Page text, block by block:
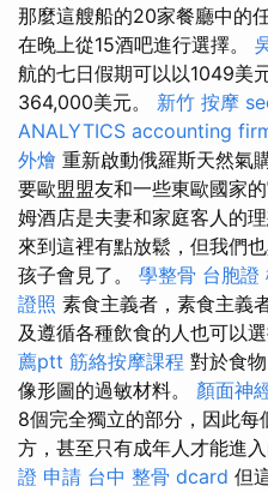
那麼這艘船的20家餐廳中的
在晚上從15酒吧進行選擇。
航的七日假期可以以1049美
364,000美元。 新竹 按摩
ANALYTICS accounting
外燴 重新啟動俄羅斯天然氣
要歐盟盟友和一些東歐國家
姆酒店是夫妻和家庭客人的理
來到這裡有點放鬆，但我們
孩子會見了。 學整骨 台胞證
證照 素食主義者，素食主義
及遵循各種飲食的人也可以
薦ptt 筋絡按摩課程 對於食
像形圖的過敏材料。 顏面神
8個完全獨立的部分，因此
方，甚至只有成年人才能進入
證 申請 台中 整骨 dcard 但